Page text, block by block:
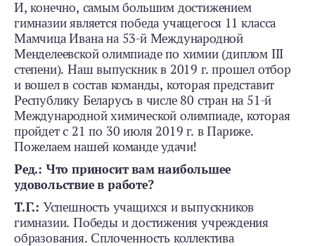
И, конечно, самым большим достижением
гимназии является победа учащегося 11 класса
Мамчица Ивана на 53-й Международной
Менделеевской олимпиаде по химии (диплом ІІІ
степени). Наш выпускник в 2019 г. прошел отбор
и вошел в состав команды, которая представит
Республику Беларусь в числе 80 стран на 51-й
Международной химической олимпиаде, которая
пройдет с 21 по 30 июля 2019 г. в Париже.
Пожелаем нашей команде удачи!
Ред.: Что приносит вам наибольшее
удовольствие в работе?
Т.Г.: Успешность учащихся и выпускников
гимназии. Победы и достижения учреждения
образования. Сплоченность коллектива